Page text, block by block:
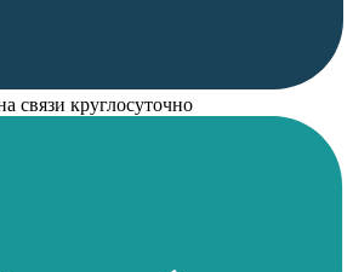
связи круглосуточно